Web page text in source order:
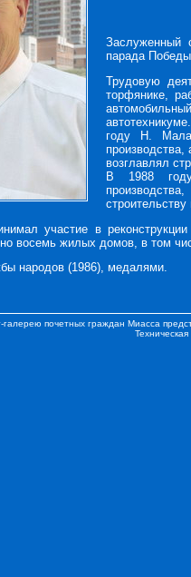
Заслуженный
парада
Трудовую
торфянике,
году Н.
возглавлял
В 1988 году
участие в
восемь жилых домов, в том
народов (1986), медалями.
галерею почетных граждан Миасса